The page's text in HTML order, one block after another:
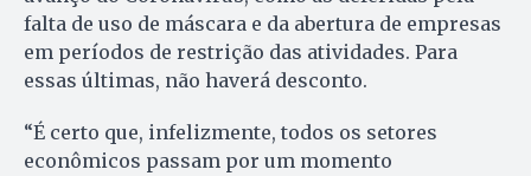
falta de uso de máscara e da abertura de empresas
em períodos de restrição das atividades. Para
essas últimas, não haverá desconto.
“É certo que, infelizmente, todos os setores
econômicos passam por um momento